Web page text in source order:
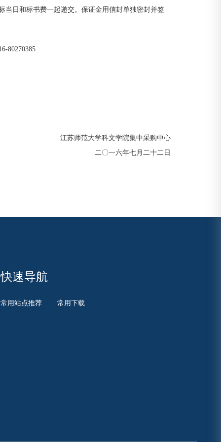
当日和标书费一起递交。保证金用信封单独密封并签
80270385
江苏师范大学科文学院集中采购中心
二〇一六年七月二十二日
快速导航
常用站点推荐 常用下载